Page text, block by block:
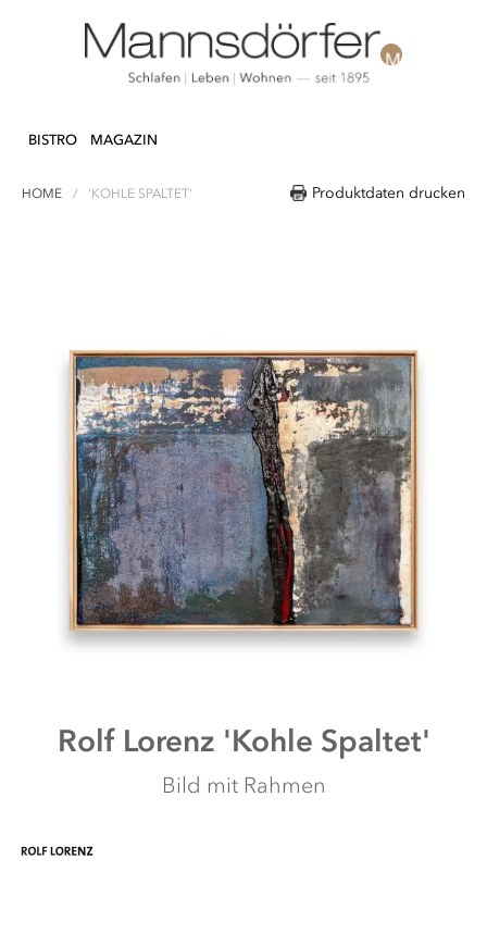
zum
BISTRO MAGAZIN
Produktdaten drucken
HOME 'KOHLE SPALTET'
springen
AnfangRolf Lorenz 'Kohle Spaltet'
Bild mit Rahmen